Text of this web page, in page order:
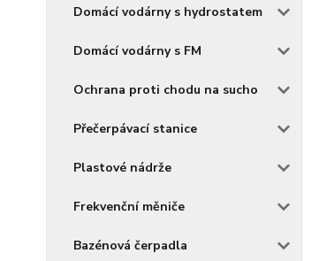
Domácí vodárny s hydrostatem
Domácí vodárny s FM
Ochrana proti chodu na sucho
Přečerpávací stanice
Plastové nádrže
Frekvenční měniče
Bazénová čerpadla